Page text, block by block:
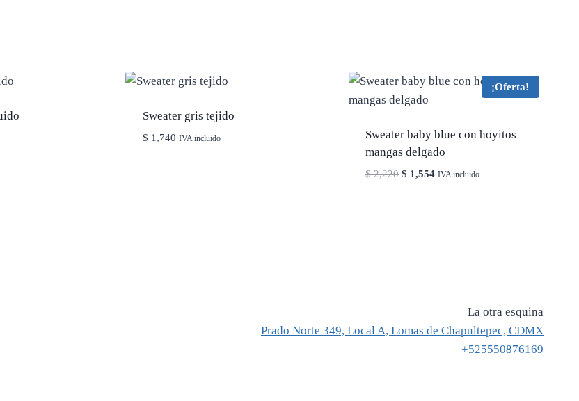
Sweater gris tejido
$ 1,740 IVA incluido
¡Oferta!
Sweater baby blue con hoyitos
mangas delgado
$2,220 El
$ 1,554ElIVA incluido
La otra esquina
Prado Norte 349, Local A, Lomas de Chapultepec, CDMX
+525550876169